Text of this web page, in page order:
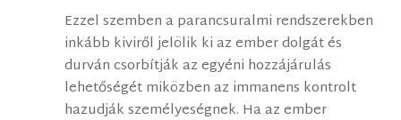
Ezzel szemben a parancsuralmi rendszerekben
inkább kiviről jelölik ki az ember dolgát és
durván csorbítják az egyéni hozzájárulás
lehetőségét miközben az immanens kontrolt
hazudják személyeségnek. Ha az ember